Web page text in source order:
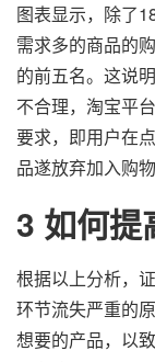
图表显示，除了
需求多的商品的
的前五名。这说
不合理，淘宝平
要求，即用户在
品遂放弃加入购
3 如何提
根据以上分析，
环节流失严重的
想要的产品，以